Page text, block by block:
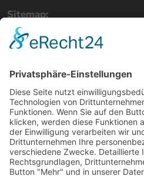
Sitemap:
Home
Leistungen
Referenzen
Über uns
Karriere
Kontakt
Rechtliches:
Impressum
Datenschutz